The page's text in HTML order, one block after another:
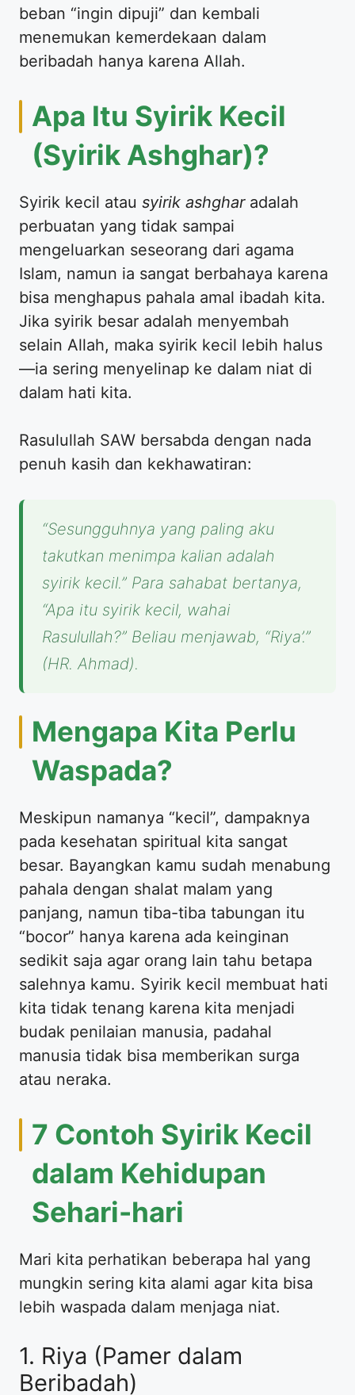
beban “ingin dipuji” dan kembali
menemukan kemerdekaan dalam
beribadah hanya karena Allah.
Apa Itu Syirik Kecil
(Syirik Ashghar)?
Syirik kecil atau syirik ashgharadalah
perbuatan yang tidak sampai
mengeluarkan seseorang dari agama
Islam, namun ia sangat berbahaya karena
bisa menghapus pahala amal ibadah kita.
Jika syirik besar adalah menyembah
selain Allah, maka syirik kecil lebih halus
—ia sering menyelinap ke dalam niat di
dalam hati kita.
Rasulullah SAW bersabda dengan nada
penuh kasih dan kekhawatiran:
“Sesungguhnya yang paling aku
takutkan menimpa kalian adalah
syirik kecil.” Para sahabat bertanya,
“Apa itu syirik kecil, wahai
Rasulullah?” Beliau menjawab, “Riya’.”
(HR. Ahmad).
Mengapa Kita Perlu
Waspada?
Meskipun namanya “kecil”, dampaknya
pada kesehatan spiritual kita sangat
besar. Bayangkan kamu sudah menabung
pahala dengan shalat malam yang
panjang, namun tiba-tiba tabungan itu
“bocor” hanya karena ada keinginan
sedikit saja agar orang lain tahu betapa
salehnya kamu. Syirik kecil membuat hati
kita tidak tenang karena kita menjadi
budak penilaian manusia, padahal
manusia tidak bisa memberikan surga
atau neraka.
7 Contoh Syirik Kecil
dalam Kehidupan
Sehari-hari
Mari kita perhatikan beberapa hal yang
mungkin sering kita alami agar kita bisa
lebih waspada dalam menjaga niat.
1. Riya (Pamer dalam
Beribadah)